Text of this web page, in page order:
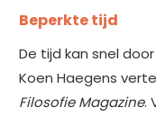
Beperkte tijd
De tijd kan snel
Koen Haegens
Filosofie Magazine.